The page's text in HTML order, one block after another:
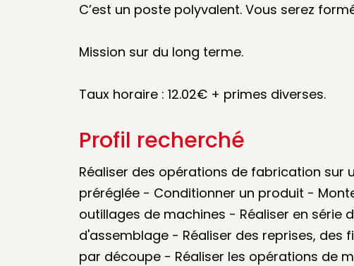
C’est un poste polyvalent. Vous serez
Mission sur du long terme.
Taux horaire : 12.02€ + primes diverses.
Profil recherché
Réaliser des opérations de fabrication sur
préréglée - Conditionner un produit -
outillages de machines - Réaliser en série
d'assemblage - Réaliser des reprises, des
par découpe - Réaliser les opérations de